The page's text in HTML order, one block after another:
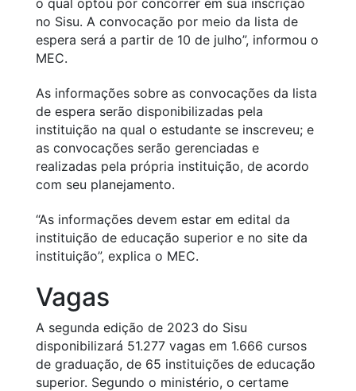
no Sisu. A convocação por meio da lista de
espera será a partir de 10 de julho”, informou o
MEC.
As informações sobre as convocações da lista
de espera serão disponibilizadas pela
instituição na qual o estudante se inscreveu; e
as convocações serão gerenciadas e
realizadas pela própria instituição, de acordo
com seu planejamento.
“As informações devem estar em edital da
instituição de educação superior e no site da
instituição”, explica o MEC.
Vagas
A segunda edição de 2023 do Sisu
disponibilizará 51.277 vagas em 1.666 cursos
de graduação, de 65 instituições de educação
superior. Segundo o ministério, o certame